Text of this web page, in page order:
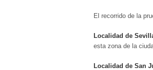
El recorrido de la
Localidad de
esta zona de la
Localidad de San